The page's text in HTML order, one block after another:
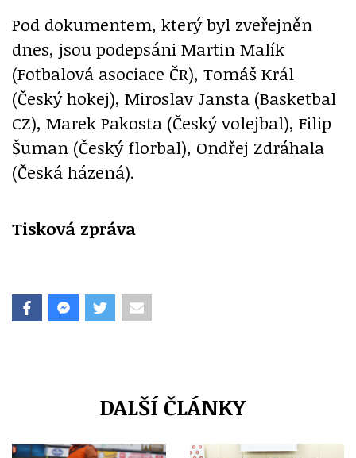
Pod dokumentem, který byl zveřejněn
dnes, jsou podepsáni Martin Malík
(Fotbalová asociace ČR), Tomáš Král
(Český hokej), Miroslav Jansta (Basketbal
CZ), Marek Pakosta (Český volejbal), Filip
Šuman (Český florbal), Ondřej Zdráhala
(Česká házená).
Tisková zpráva
DALŠÍ ČLÁNKY